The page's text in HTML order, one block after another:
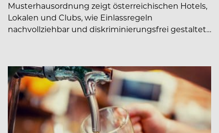
Musterhausordnung zeigt österreichischen Hotels,
Lokalen und Clubs, wie Einlassregeln
nachvollziehbar und diskriminierungsfrei gestaltet…